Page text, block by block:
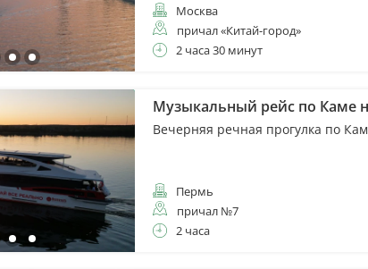
Москва
причал «Китай-город»
2 часа 30 минут
Музыкальный рейс по Каме
Вечерняя речная прогулка по
Пермь
причал №7
2 часа